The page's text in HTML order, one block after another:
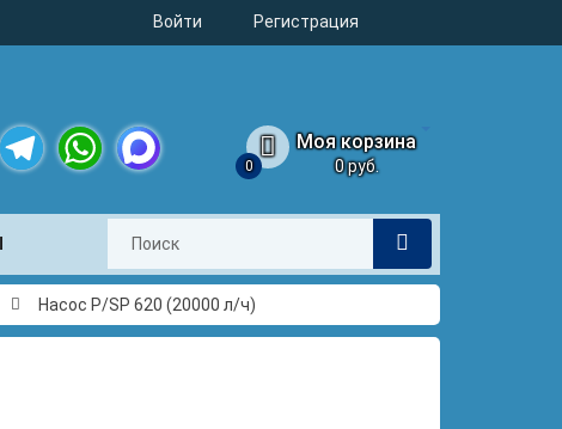
Войти Регистрация
Моя корзина
0 0 руб.
Насос P/SP 620 (20000 л/ч)